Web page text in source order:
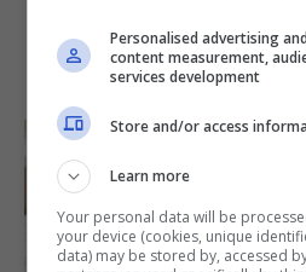
IN PRIMO
Personalised advertising
content measurement,
services development
Store and/or access
Learn more
Your personal data will be
your device (cookies, unique
data) may be stored by, accessed